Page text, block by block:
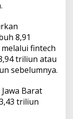
8,91
fintech
triliun atau
sebelumnya.
Barat
triliun